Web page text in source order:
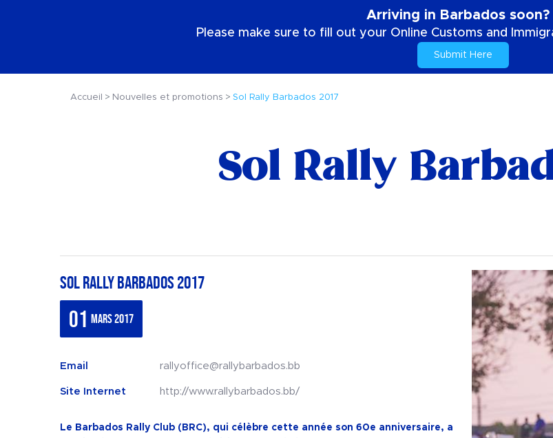
Arriving in Barbados soon?
Please make sure to fill out your Online Customs and
Submit Here
Accueil Nouvelles et promotions Sol Rally Barbados 2017
Sol Rally
Sol Rally Barbados 2017
01 mars 2017
Email rallyoffice@rallybarbados.bb
Site Internet http://www.rallybarbados.bb/
Le Barbados Rally Club (BRC), qui célèbre cette année son 60e anniversaire, a